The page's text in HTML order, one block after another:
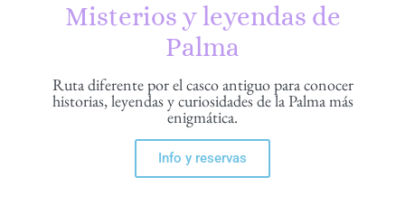
Misterios y leyendas de
Palma
Ruta diferente por el casco antiguo para conocer
historias, leyendas y curiosidades de la Palma más
enigmática.
Info y reservas